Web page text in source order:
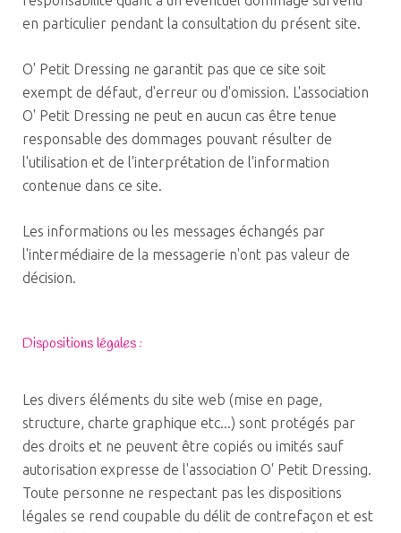
en particulier pendant la consultation du présent site.
O' Petit Dressing ne garantit pas que ce site soit
exempt de défaut, d'erreur ou d'omission. L'association
O' Petit Dressing ne peut en aucun cas être tenue
responsable des dommages pouvant résulter de
l'utilisation et de l'interprétation de l'information
contenue dans ce site.
Les informations ou les messages échangés par
l'intermédiaire de la messagerie n'ont pas valeur de
décision.
Dispositions légales :
Les divers éléments du site web (mise en page,
structure, charte graphique etc...) sont protégés par
des droits et ne peuvent être copiés ou imités sauf
autorisation expresse de l'association O' Petit Dressing.
Toute personne ne respectant pas les dispositions
légales se rend coupable du délit de contrefaçon et est